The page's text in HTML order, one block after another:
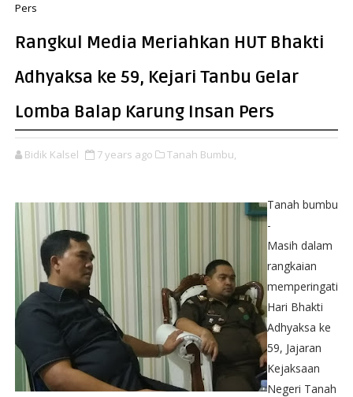
Pers
Rangkul Media Meriahkan HUT Bhakti
Adhyaksa ke 59, Kejari Tanbu Gelar
Lomba Balap Karung Insan Pers
Bidik Kalsel 7 years ago Tanah Bumbu,
Tanah bumbu
-
Masih dalam
rangkaian
memperingati
Hari Bhakti
Adhyaksa ke
59, Jajaran
Kejaksaan
Negeri Tanah